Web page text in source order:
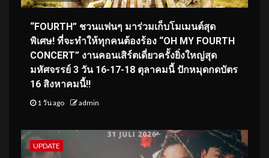
“FOURTH” ชวนแฟนๆ มาร่วมเก็บโมเมนต์สุด
พิเศษ! ที่จะทำให้ทุกคนต้องร้อง “OH MY FOURTH
CONCERT” งานคอนเสิร์ตเดี่ยวครั้งยิ่งใหญ่สุด
มหัศจรรย์ 3 วัน 16-17-18 ตุลาคมนี้ ปักหมุดกดบัตร
16 สิงหาคมนี้!!
1 วัน ago admin
UPDATE